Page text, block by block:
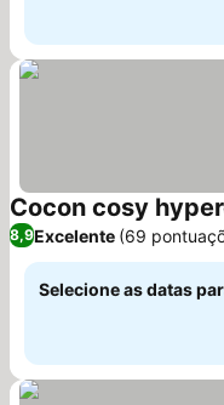
Cocon cosy
8,9Excelente (69
Selecione as datas